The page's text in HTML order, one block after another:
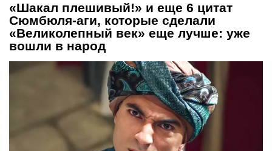
«Шакал плешивый!» и еще 6 цитат
Сюмбюля-аги, которые сделали
«Великолепный век» еще лучше: уже
вошли в народ